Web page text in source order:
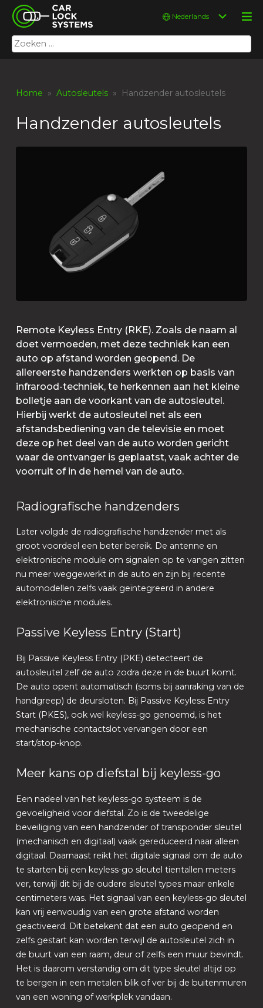
Skip
content
Car Lock Systems
Car Lock Systems
Zoeken
naar:
Kies
taal
Home »Autosleutels » Handzender autosleutels
Handzender autosleutels
Remote Keyless Entry (RKE). Zoals de naam al
doet vermoeden, met deze techniek kan een
auto op afstand worden geopend. De
allereerste handzenders werkten op basis van
infrarood-techniek, te herkennen aan het kleine
bolletje aan de voorkant van de autosleutel.
Hierbij werkt de autosleutel net als een
afstandsbediening van de televisie en moet
deze op het deel van de auto worden gericht
waar de ontvanger is geplaatst, vaak achter de
voorruit of in de hemel van de auto.
Radiografische handzenders
Later volgde de radiografische handzender met als
groot voordeel een beter bereik. De antenne en
elektronische module om signalen op te vangen zitten
nu meer weggewerkt in de auto en zijn bij recente
automodellen zelfs vaak geïntegreerd in andere
elektronische modules.
Passive Keyless Entry (Start)
Bij Passive Keyless Entry (PKE) detecteert de
autosleutel zelf de auto zodra deze in de buurt komt.
De auto opent automatisch (soms bij aanraking van de
handgreep) de deursloten. Bij Passive Keyless Entry
Start (PKES), ook wel keyless-go genoemd, is het
mechanische contactslot vervangen door een
start/stop-knop.
Meer kans op diefstal bij keyless-go
Een nadeel van het keyless-go systeem is de
gevoeligheid voor diefstal. Zo is de tweedelige
beveiliging van een handzender of transponder sleutel
(mechanisch en digitaal) vaak gereduceerd naar alleen
digitaal. Daarnaast reikt het digitale signaal om de auto
te starten bij een keyless-go sleutel tientallen meters
ver, terwijl dit bij de oudere sleutel types maar enkele
centimeters was. Het signaal van een keyless-go sleutel
kan vrij eenvoudig van een grote afstand worden
geactiveerd. Dit betekent dat een auto geopend en
zelfs gestart kan worden terwijl de autosleutel zich in
de buurt van een raam, deur of zelfs een muur bevindt.
Het is daarom verstandig om dit type sleutel altijd op
te bergen in een metalen blik of ver bij de buitenmuren
van een woning of werkplek vandaan.